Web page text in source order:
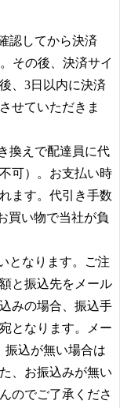
認してから決済
その後、決済サイ
、3日以内に決済
せていただきま
換えで配達員に代
可）。お支払い時
ます。代引き手数
買い物で当社が負
となります。ご注
と振込先をメール
みの場合、振込手
となります。メー
振込が無い場合は
、お振込みが無い
のでご了承くださ